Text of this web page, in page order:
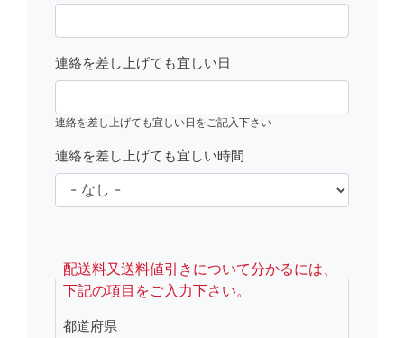
連絡を差し上げても宜しい日
連絡を差し上げても宜しい日をご記入下さい
連絡を差し上げても宜しい時間
配送料又送料値引きについて分かるには、
下記の項目をご入力下さい。
都道府県